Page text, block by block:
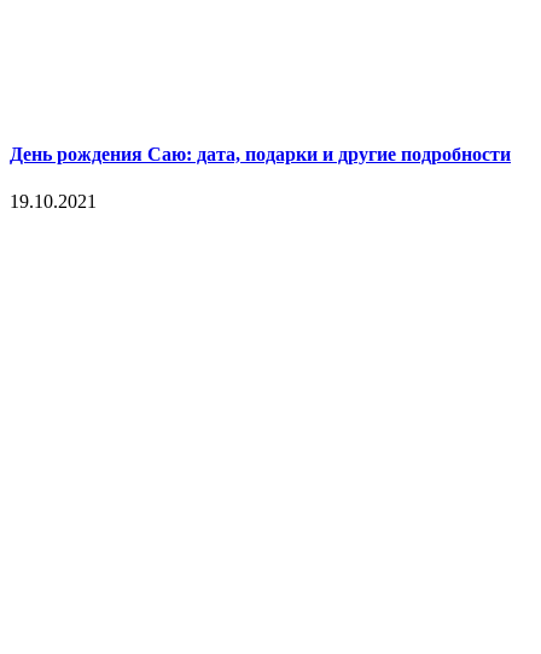
День рождения Саю: дата, подарки и другие подробности
19.10.2021